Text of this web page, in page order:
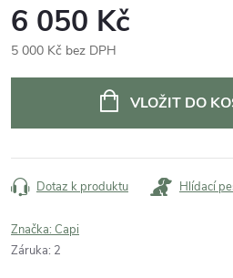
6 050 Kč
5 000 Kč bez DPH
VLOŽIT DO
Dotaz k produktu Hlídací
Značka: Capi
Záruka: 2